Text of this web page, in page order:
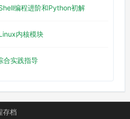
编程进阶和Python初解
内核模块
合实践指导
存档